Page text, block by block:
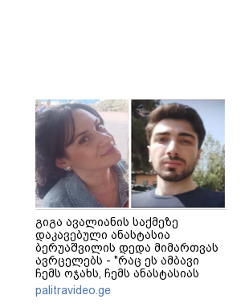
გიგა ავალიანის საქმეზე
დაკავებული ანასტასია
ბერუაშვილის დედა მიმართვას
ავრცელებს - "რაც ეს ამბავი
ჩემს ოჯახს, ჩემს ანასტასიას
გადახდა თავს, მის მერე მე მე
არ ვარ"
palitravideo.ge